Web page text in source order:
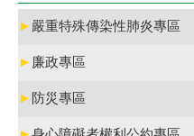
► 嚴重特殊傳染性肺炎專區
► 廉政專區
► 防災專區